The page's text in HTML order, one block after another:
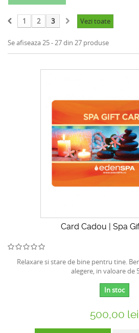
Vezi toate
1 2 3
Se afiseaza 25 - 27 din 27 produse
Card Cadou | Spa
Relaxare si stare de bine pentru tine.
alegere, in valoare de
In stoc
500,00 lei